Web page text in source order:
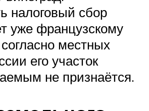
налоговый сбор
уже французскому
согласно местных
его участок
не признаётся.